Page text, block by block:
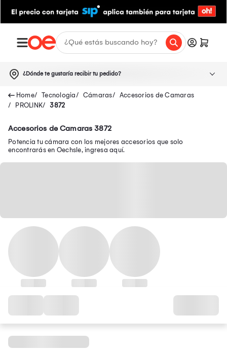
¿Dónde te gustaría recibir tu pedido?
Tecnologia Cámaras
Accesorios de Camaras
PROLINK
3872
Accesorios de Camaras 3872
Potencia tu cámara con los mejores accesorios que solo
encontrarás en Oechsle, ingresa aquí.